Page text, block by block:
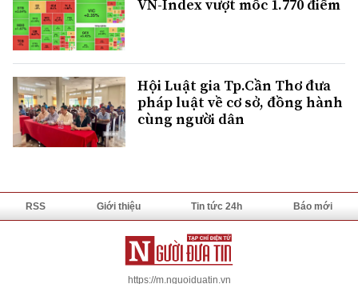
VN-Index vượt mốc 1.770 điểm
Hội Luật gia Tp.Cần Thơ đưa
pháp luật về cơ sở, đồng hành
cùng người dân
RSS Giới thiệu Tin tức 24h Báo mới
https://m.nguoiduatin.vn